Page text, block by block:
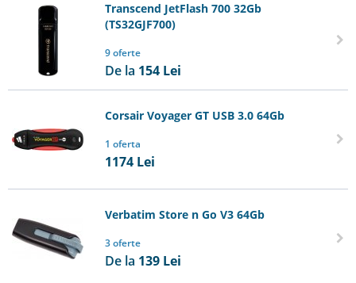
Transcend JetFlash 700 32Gb
(TS32GJF700)
9 oferte
De la 154 Lei
Corsair Voyager GT USB 3.0 64Gb
1 oferta
1174 Lei
Verbatim Store n Go V3 64Gb
3 oferte
De la 139 Lei